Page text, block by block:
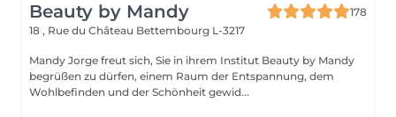
Beauty by Mandy
178
18 , Rue du Château Bettembourg L-3217
Mandy Jorge freut sich, Sie in ihrem Institut Beauty by Mandy
begrüßen zu dürfen, einem Raum der Entspannung, dem
Wohlbefinden und der Schönheit gewid...